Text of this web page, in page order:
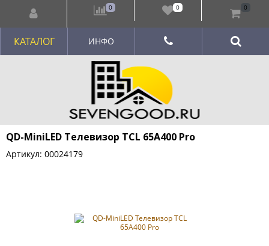
КАТАЛОГ ИНФО
QD-MiniLED Телевизор TCL 65A400 Pro
Артикул: 00024179
0 0 0